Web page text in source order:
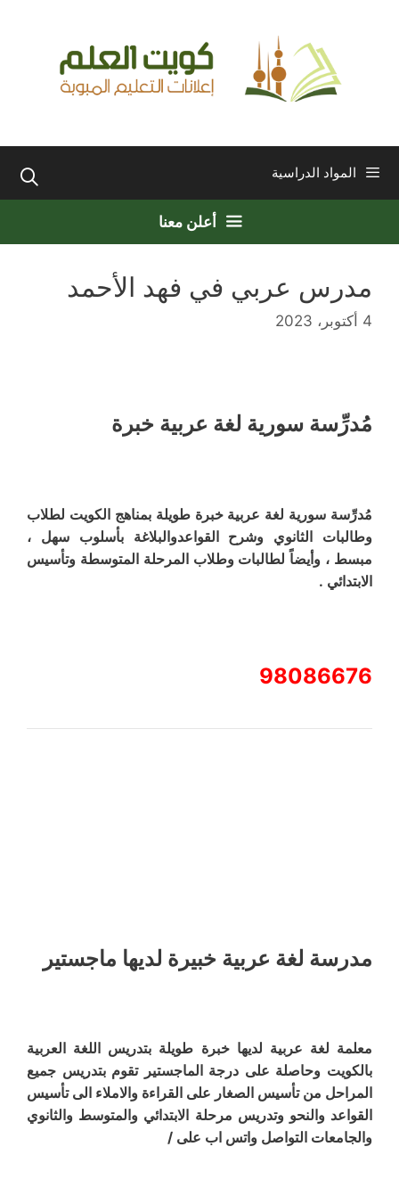
المواد الدراسية
أعلن معنا
مدرس عربي في فهد الأحمد
4 أكتوبر، 2023
مُدرِّسة سورية لغة عربية خبرة
مُدرِّسة سورية لغة عربية خبرة طويلة بمناهج الكويت لطلاب
وطالبات الثانوي وشرح القواعدوالبلاغة بأسلوب سهل ،
مبسط ، وأيضاً لطالبات وطلاب المرحلة المتوسطة وتأسيس
الابتدائي .
98086676
مدرسة لغة عربية خبيرة لديها ماجستير
معلمة لغة عربية لديها خبرة طويلة بتدريس اللغة العربية
بالكويت وحاصلة على درجة الماجستير تقوم بتدريس جميع
المراحل من تأسيس الصغار على القراءة والاملاء الى تأسيس
القواعد والنحو وتدريس مرحلة الابتدائي والمتوسط والثانوي
والجامعات التواصل واتس اب على /